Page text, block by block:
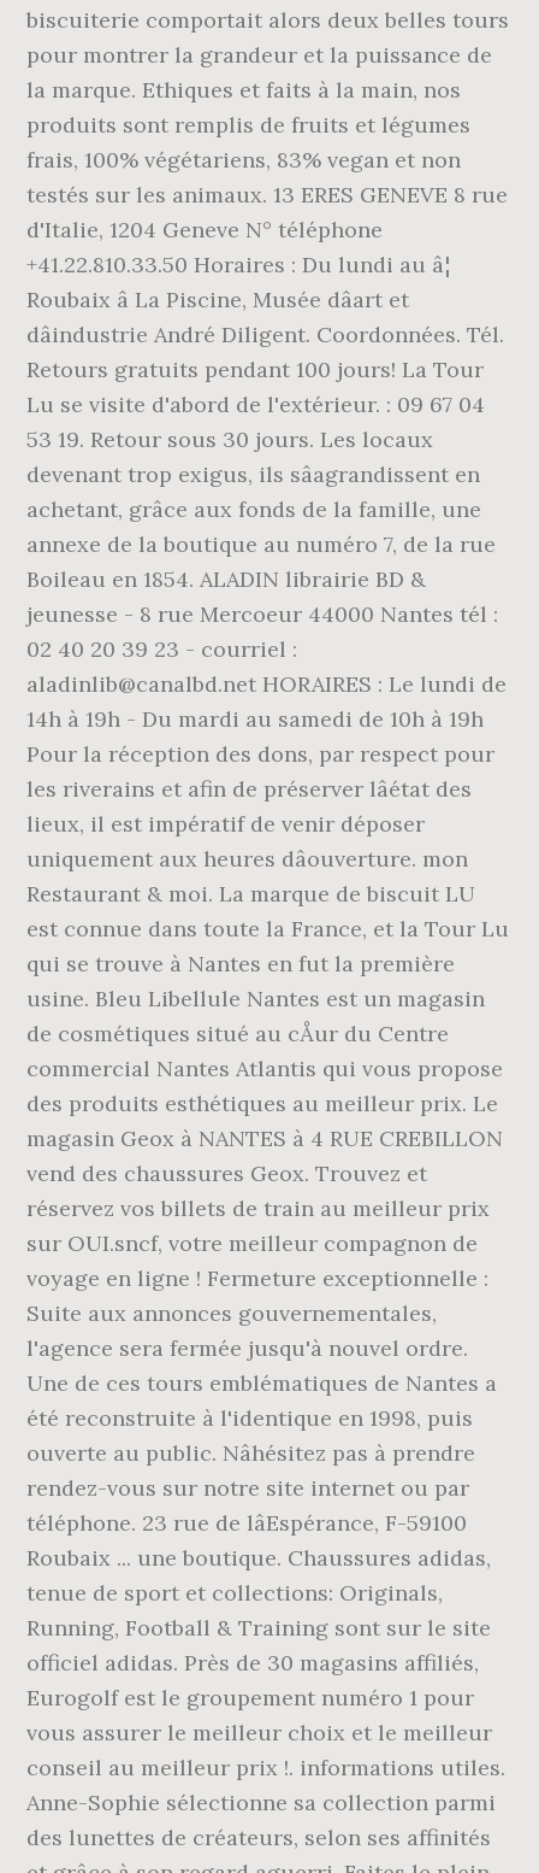
biscuiterie comportait alors deux belles tours
pour montrer la grandeur et la puissance de
la marque. Ethiques et faits à la main, nos
produits sont remplis de fruits et légumes
frais, 100% végétariens, 83% vegan et non
testés sur les animaux. 13 ERES GENEVE 8 rue
d'Italie, 1204 Geneve N° téléphone
+41.22.810.33.50 Horaires : Du lundi au â¦
Roubaix â La Piscine, Musée dâart et
dâindustrie André Diligent. Coordonnées. Tél.
Retours gratuits pendant 100 jours! La Tour
Lu se visite d'abord de l'extérieur. : 09 67 04
53 19. Retour sous 30 jours. Les locaux
devenant trop exigus, ils sâagrandissent en
achetant, grâce aux fonds de la famille, une
annexe de la boutique au numéro 7, de la rue
Boileau en 1854. ALADIN librairie BD &
jeunesse - 8 rue Mercoeur 44000 Nantes tél :
02 40 20 39 23 - courriel :
aladinlib@canalbd.net HORAIRES : Le lundi de
14h à 19h - Du mardi au samedi de 10h à 19h
Pour la réception des dons, par respect pour
les riverains et afin de préserver lâétat des
lieux, il est impératif de venir déposer
uniquement aux heures dâouverture. mon
Restaurant & moi. La marque de biscuit LU
est connue dans toute la France, et la Tour Lu
qui se trouve à Nantes en fut la première
usine. Bleu Libellule Nantes est un magasin
de cosmétiques situé au cÅur du Centre
commercial Nantes Atlantis qui vous propose
des produits esthétiques au meilleur prix. Le
magasin Geox à NANTES à 4 RUE CREBILLON
vend des chaussures Geox. Trouvez et
réservez vos billets de train au meilleur prix
sur OUI.sncf, votre meilleur compagnon de
voyage en ligne ! Fermeture exceptionnelle :
Suite aux annonces gouvernementales,
l'agence sera fermée jusqu'à nouvel ordre.
Une de ces tours emblématiques de Nantes a
été reconstruite à l'identique en 1998, puis
ouverte au public. Nâhésitez pas à prendre
rendez-vous sur notre site internet ou par
téléphone. 23 rue de lâEspérance, F-59100
Roubaix ... une boutique. Chaussures adidas,
tenue de sport et collections: Originals,
Running, Football & Training sont sur le site
officiel adidas. Près de 30 magasins affiliés,
Eurogolf est le groupement numéro 1 pour
vous assurer le meilleur choix et le meilleur
conseil au meilleur prix !. informations utiles.
Anne-Sophie sélectionne sa collection parmi
des lunettes de créateurs, selon ses affinités